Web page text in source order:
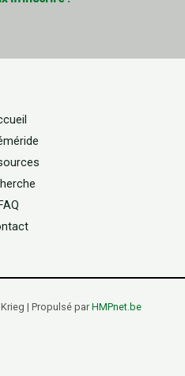
FAQ
| Propulsé par HMPnet.be